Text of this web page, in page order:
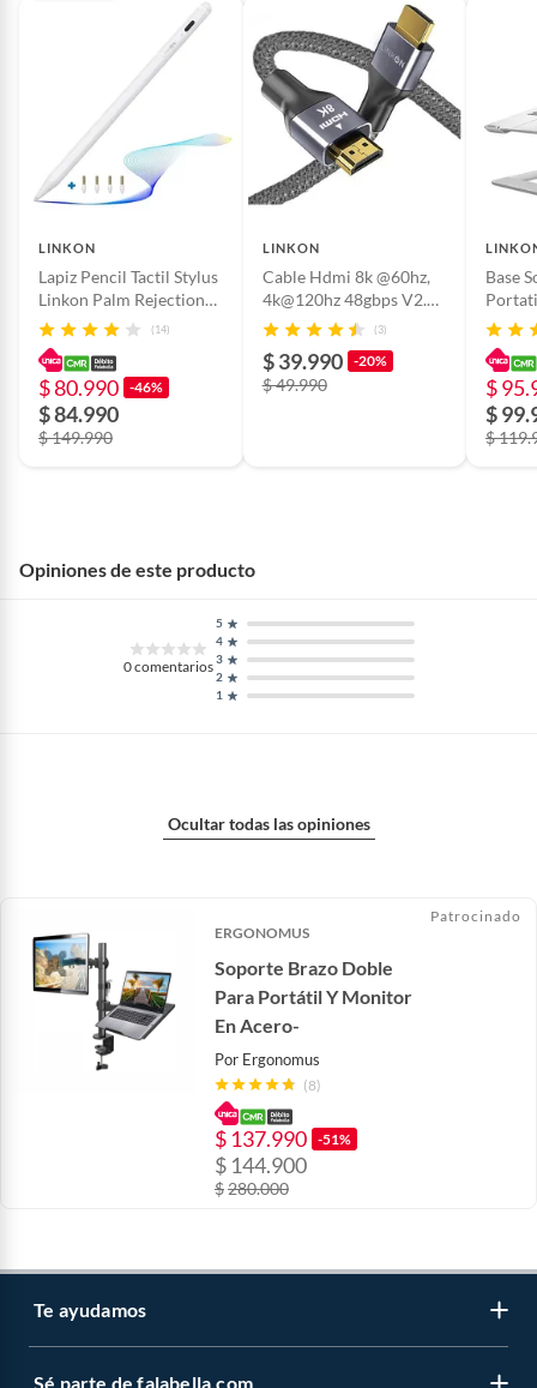
LINKON
Lapiz Pencil Tactil Stylus
Linkon Palm Rejection
Compatible Ipad-
(14)
$ 80.990 -46%
$ 84.990
$ 149.990
LINKON
Cable Hdmi 8k @60hz,
4k@120hz 48gbps V2.1
Trenzado Oro 2mts
(3)
$ 39.990 -20%
$ 49.990
Base
$
$
$
Opiniones de este producto
0comentarios
1
2
3
4
5
Ocultar todas las opiniones
ERGONOMUS
Soporte Brazo Doble
Para Portátil Y Monitor
En Acero-
Por Ergonomus
(8)
$ 137.990 -51%
$ 144.900
$280.000
Patrocinado
Te ayudamos
Venta telefónica
Sé parte de falabella.com